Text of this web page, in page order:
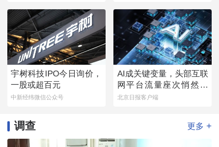
宇树科技IPO今日询价，
一股或超百元
中新经纬微信公众号
AI成关键变量，头部互联
网平台流量座次悄然生
变
北京日报客户端
调查 更多 +